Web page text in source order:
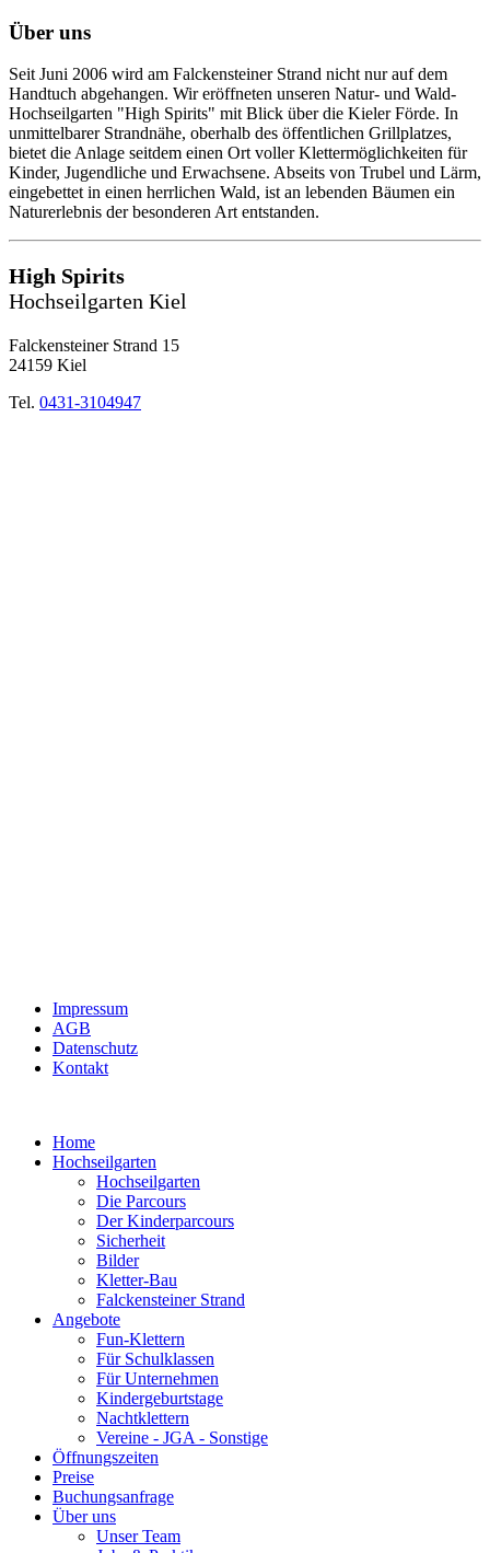
Über uns
Seit Juni 2006 wird am Falckensteiner Strand nicht nur auf dem
Handtuch abgehangen. Wir eröffneten unseren Natur- und Wald-
Hochseilgarten "High Spirits" mit Blick über die Kieler Förde. In
unmittelbarer Strandnähe, oberhalb des öffentlichen Grillplatzes,
bietet die Anlage seitdem einen Ort voller Klettermöglichkeiten für
Kinder, Jugendliche und Erwachsene. Abseits von Trubel und Lärm,
eingebettet in einen herrlichen Wald, ist an lebenden Bäumen ein
Naturerlebnis der besonderen Art entstanden.
High Spirits
Hochseilgarten Kiel
Falckensteiner Strand 15
24159 Kiel
Tel. 0431-3104947
Impressum
AGB
Datenschutz
Kontakt
Home
Hochseilgarten
Hochseilgarten
Die Parcours
Der Kinderparcours
Sicherheit
Bilder
Kletter-Bau
Falckensteiner Strand
Angebote
Fun-Klettern
Für Schulklassen
Für Unternehmen
Kindergeburtstage
Nachtklettern
Vereine - JGA - Sonstige
Öffnungszeiten
Preise
Buchungsanfrage
Über uns
Unser Team